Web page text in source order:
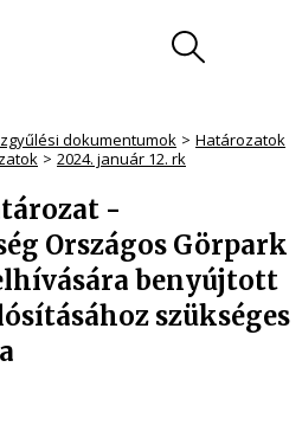
dokumentumok
Határozatok
2024. január 12. rk
-
Országos Görpark
benyújtott
szükséges